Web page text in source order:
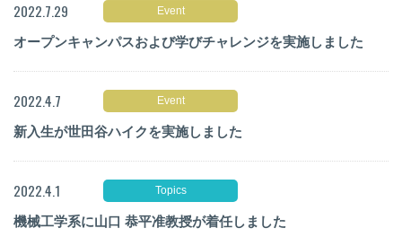
2022.7.29 Event
オープンキャンパスおよび学びチャレンジを実施しました
2022.4.7 Event
新入生が世田谷ハイクを実施しました
2022.4.1 Topics
機械工学系に山口 恭平准教授が着任しました